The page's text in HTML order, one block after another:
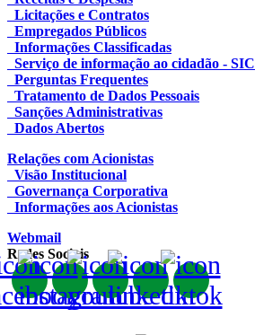
Licitações e Contratos
Empregados Públicos
Informações Classificadas
Serviço de informação ao cidadão - SIC
Perguntas Frequentes
Tratamento de Dados Pessoais
Sanções Administrativas
Dados Abertos
Relações com Acionistas
Visão Institucional
Governança Corporativa
Informações aos Acionistas
Webmail
Redes Sociais